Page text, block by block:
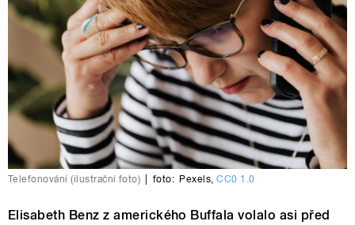
Telefonování (ilustrační foto) foto: Pexels ,CC0 1.0
Elisabeth Benz z amerického Buffala volalo asi před